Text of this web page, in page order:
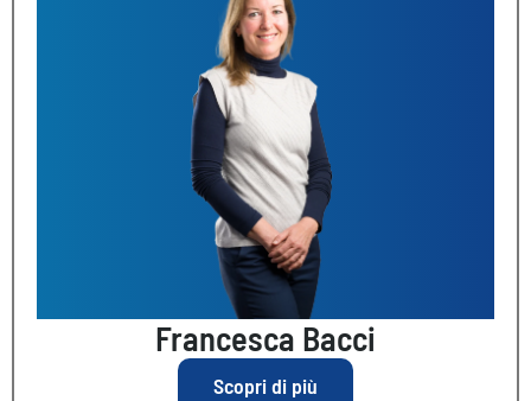
Francesca Bacci
Scopri di più